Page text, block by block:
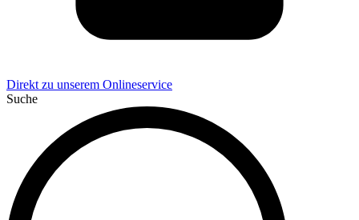
Direkt zu unserem Onlineservice
Suche